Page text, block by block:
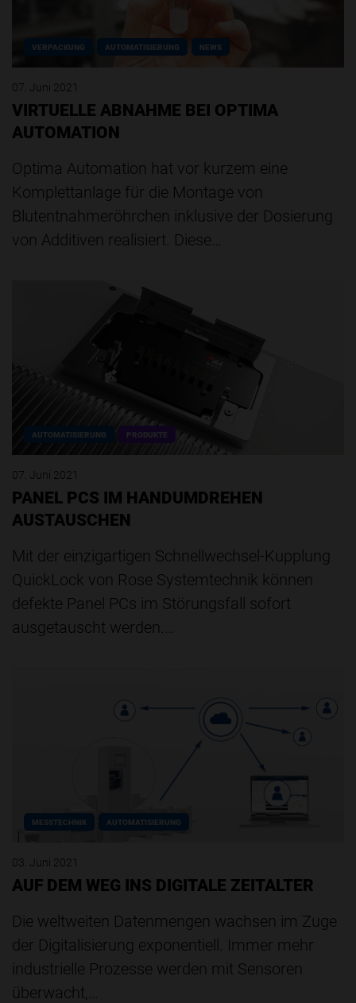
VERPACKUNG AUTOMATISIERUNG NEWS
07. Juni 2021
VIRTUELLE ABNAHME BEI OPTIMA
AUTOMATION
Optima Automation hat vor kurzem eine
Komplettanlage für die Montage von
Blutentnahmeröhrchen inklusive der Dosierung
von Additiven realisiert. Diese…
AUTOMATISIERUNG PRODUKTE
07. Juni 2021
PANEL PCS IM HANDUMDREHEN
AUSTAUSCHEN
Mit der einzigartigen Schnellwechsel-Kupplung
QuickLock von Rose Systemtechnik können
defekte Panel PCs im Störungsfall sofort
ausgetauscht werden.…
MESSTECHNIK AUTOMATISIERUNG
03. Juni 2021
AUF DEM WEG INS DIGITALE ZEITALTER
Die weltweiten Datenmengen wachsen im Zuge
der Digitalisierung exponentiell. Immer mehr
industrielle Prozesse werden mit Sensoren
überwacht,…